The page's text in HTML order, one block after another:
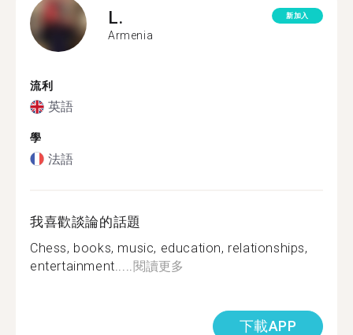
L.
Armenia
新加入
流利
英語
學
法語
我喜歡談論的話題
Chess, books, music, education, relationships,
entertainment..... 閱讀更多
下載APP